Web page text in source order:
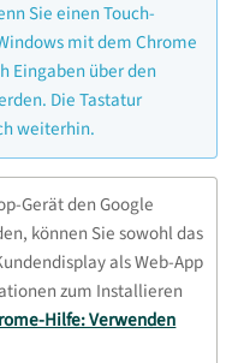
Sie einen Touch-
mit dem Chrome
Eingaben über den
Die Tastatur
weiterhin.
Gerät den Google
können Sie sowohl das
als Web-App
zum Installieren
Hilfe: Verwenden